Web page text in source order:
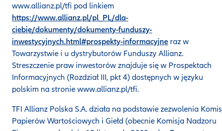
www.allianz.pl/tfi pod linkiem
https://www.allianz.pl/pl_PL/dla-
ciebie/dokumenty/dokumenty-funduszy-
inwestycyjnych.html#prospekty-informacyjne raz w
Towarzystwie i u dystrybutorów Funduszy Allianz.
Streszczenie praw inwestorów znajduje się w Prospektach
Informacyjnych (Rozdział III, pkt 4) dostępnych w języku
polskim na stronie www.allianz.pl/tfi.
TFI Allianz Polska S.A. działa na podstawie zezwolenia
Papierów Wartościowych i Giełd (obecnie Komisja Nadzoru